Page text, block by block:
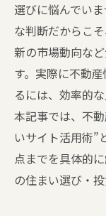
選びに悩んでい
な判断だからこ
新の市場動向な
す。実際に不動
るには、効率的
本記事では、不
いサイト活用術”
点までを具体的
の住まい選び・